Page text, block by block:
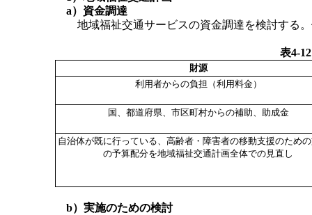
a）資金調達
地域福祉交通サービスの資金調達を検討する
表4-
財源
利用者からの負担（利用料金）
国、都道府県、市区町村からの補助、助成金
自治体が既に行っている、高齢者・障害者の移動支援のため
の予算配分を地域福祉交通計画全体での見直し
b）実施のための検討